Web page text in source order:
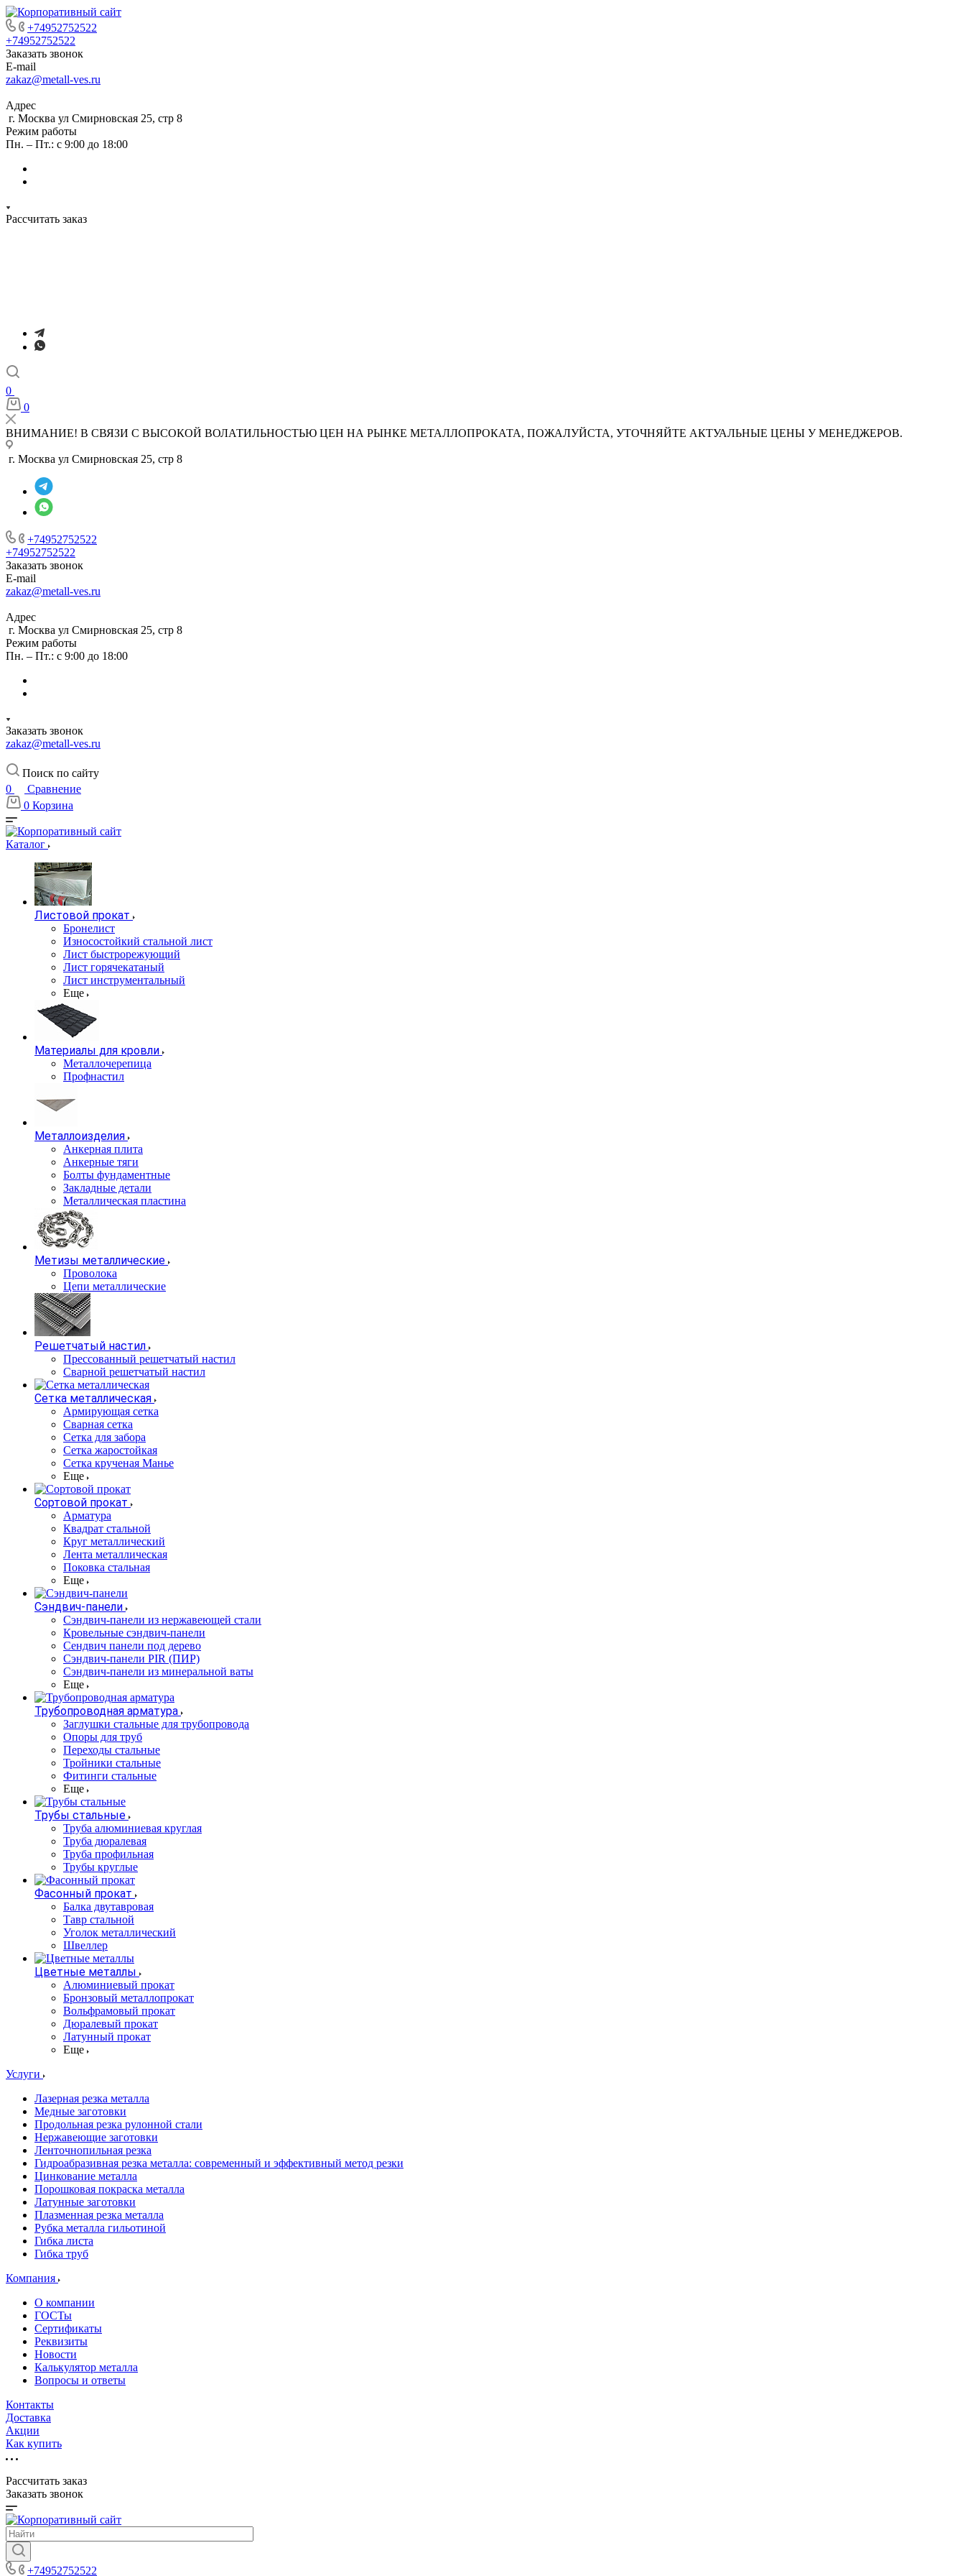
+74952752522
+74952752522
Заказать звонок
E-mail
zakaz@metall-ves.ru
Адрес
г. Москва ул Смирновская 25, стр 8
Режим работы
Пн. – Пт.: с 9:00 до 18:00
Рассчитать заказ
0
0
ВНИМАНИЕ! В СВЯЗИ С ВЫСОКОЙ ВОЛАТИЛЬНОСТЬЮ ЦЕН НА РЫНКЕ МЕТАЛЛОПРОКАТА, ПОЖАЛУЙСТА, УТОЧНЯЙТЕ АКТУАЛЬНЫЕ ЦЕНЫ У МЕНЕДЖЕРОВ.
г. Москва ул Смирновская 25, стр 8
+74952752522
+74952752522
Заказать звонок
E-mail
zakaz@metall-ves.ru
Адрес
г. Москва ул Смирновская 25, стр 8
Режим работы
Пн. – Пт.: с 9:00 до 18:00
Заказать звонок
zakaz@metall-ves.ru
Поиск по сайту
0
Сравнение
0 Корзина
Каталог
Листовой прокат
Бронелист
Износостойкий стальной лист
Лист быстрорежующий
Лист горячекатаный
Лист инструментальный
Еще
Материалы для кровли
Металлочерепица
Профнастил
Металлоизделия
Анкерная плита
Анкерные тяги
Болты фундаментные
Закладные детали
Металлическая пластина
Метизы металлические
Проволока
Цепи металлические
Решетчатый настил
Прессованный решетчатый настил
Сварной решетчатый настил
Сетка металлическая
Армирующая сетка
Сварная сетка
Сетка для забора
Сетка жаростойкая
Сетка крученая Манье
Еще
Сортовой прокат
Арматура
Квадрат стальной
Круг металлический
Лента металлическая
Поковка стальная
Еще
Сэндвич-панели
Cэндвич-панели из нержавеющей стали
Кровельные сэндвич-панели
Сендвич панели под дерево
Сэндвич-панели PIR (ПИР)
Сэндвич-панели из минеральной ваты
Еще
Трубопроводная арматура
Заглушки стальные для трубопровода
Опоры для труб
Переходы стальные
Тройники стальные
Фитинги стальные
Еще
Трубы стальные
Труба алюминиевая круглая
Труба дюралевая
Труба профильная
Трубы круглые
Фасонный прокат
Балка двутавровая
Тавр стальной
Уголок металлический
Швеллер
Цветные металлы
Алюминиевый прокат
Бронзовый металлопрокат
Вольфрамовый прокат
Дюралевый прокат
Латунный прокат
Еще
Услуги
Лазерная резка металла
Медные заготовки
Продольная резка рулонной стали
Нержавеющие заготовки
Ленточнопильная резка
Гидроабразивная резка металла: современный и эффективный метод резки
Цинкование металла
Порошковая покраска металла
Латунные заготовки
Плазменная резка металла
Рубка металла гильотиной
Гибка листа
Гибка труб
Компания
О компании
ГОСТы
Сертификаты
Реквизиты
Новости
Калькулятор металла
Вопросы и ответы
Контакты
Доставка
Акции
Как купить
Рассчитать заказ
Заказать звонок
+74952752522